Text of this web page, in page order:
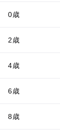
0歳
2歳
4歳
6歳
8歳